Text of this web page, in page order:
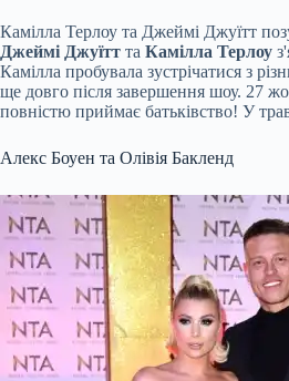
Камілла Терлоу та Джеймі Джуїтт
Джеймі Джуїтт та Камілла Терлоу
Камілла пробувала зустрічатися з
ще довго після завершення шоу. 27
повністю приймає батьківство! У
Алекс Боуен та Олівія Бакленд